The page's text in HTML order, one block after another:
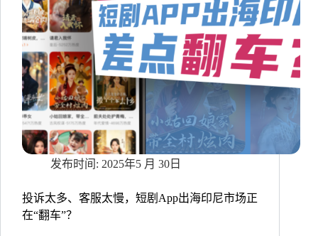
服
部
署
新
范
式
2025年5 月 30日
投诉太多、客服太慢，短剧App出海印尼市场正
在“翻车”？